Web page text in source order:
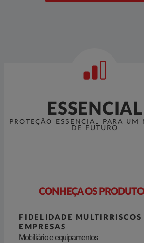
ESSENCIAL
PROTEÇÃO ESSENCIAL PARA UM
DE FUTURO
CONHEÇA OS
FIDELIDADE MULTIRRISCOS
EMPRESAS
Mobiliário e equipamentos